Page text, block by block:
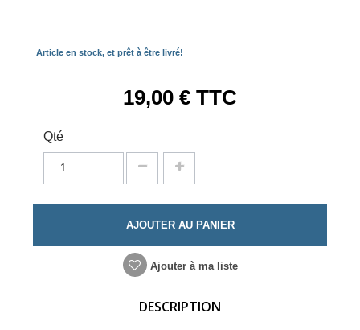
Article en stock, et prêt à être livré!
19,00 € TTC
Qté
AJOUTER AU PANIER
Ajouter à ma liste
DESCRIPTION